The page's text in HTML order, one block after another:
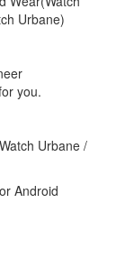
Urbane)
you.
Urbane /
Android